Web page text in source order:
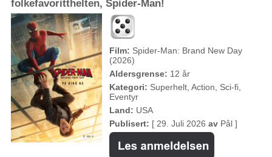
folkefavoritthelten, Spider-Man!
Film: Spider-Man: Brand New Day
(2026)
Aldersgrense: 12 år
Kategori: Superhelt, Action, Sci-fi,
Eventyr
Land: USA
Publisert: [ 29. Juli 2026 av Pål ]